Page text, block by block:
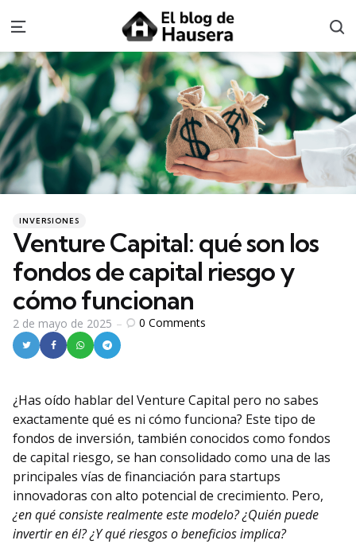
Menu
Categories
Posted
INVERSIONES
Venture Capital: qué son los
fondos de capital riesgo y
cómo funcionan
2 de mayo de 2025 0 Comments
¿Has oído hablar del Venture Capital pero no sabes
exactamente qué es ni cómo funciona? Este tipo de
fondos de inversión, también conocidos como fondos
de capital riesgo, se han consolidado como una de las
principales vías de financiación para startups
innovadoras con alto potencial de crecimiento. Pero,
¿en qué consiste realmente este modelo? ¿Quién puede
invertir en él? ¿Y qué riesgos o beneficios implica?